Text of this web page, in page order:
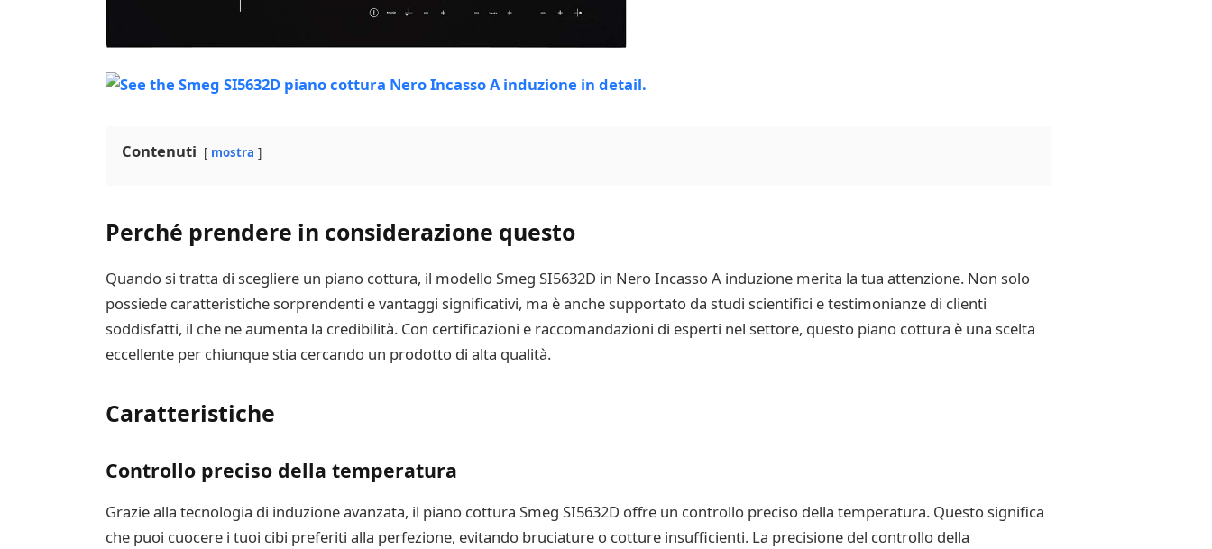
Contenuti mostra
Perché prendere in considerazione questo
Quando si tratta di scegliere un piano cottura, il modello Smeg SI5632D in Nero Incasso A induzione merita la tua attenzione. Non solo
possiede caratteristiche sorprendenti e vantaggi significativi, ma è anche supportato da studi scientifici e testimonianze di clienti
soddisfatti, il che ne aumenta la credibilità. Con certificazioni e raccomandazioni di esperti nel settore, questo piano cottura è una scelta
eccellente per chiunque stia cercando un prodotto di alta qualità.
Caratteristiche
Controllo preciso della temperatura
Grazie alla tecnologia di induzione avanzata, il piano cottura Smeg SI5632D offre un controllo preciso della temperatura. Questo significa
che puoi cuocere i tuoi cibi preferiti alla perfezione, evitando bruciature o cotture insufficienti. La precisione del controllo della